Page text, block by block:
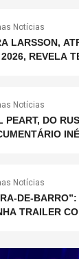
Notícias
LARSSON,
REVELA
Notícias
PEART, DO
Notícias
DE-
TRAILER